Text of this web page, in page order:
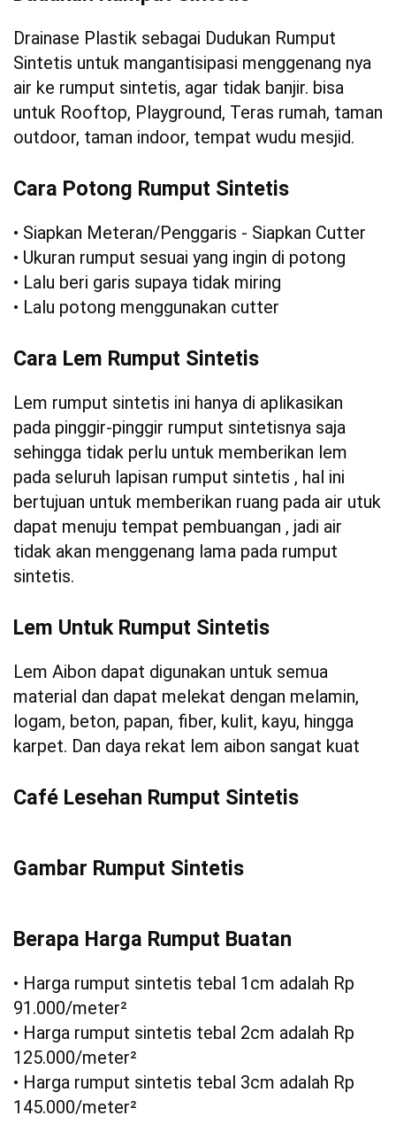
Drainase Plastik sebagai Dudukan Rumput
Sintetis untuk mangantisipasi menggenang nya
air ke rumput sintetis, agar tidak banjir. bisa
untuk Rooftop, Playground, Teras rumah, taman
outdoor, taman indoor, tempat wudu mesjid.
Cara Potong Rumput Sintetis
• Siapkan Meteran/Penggaris - Siapkan Cutter
• Ukuran rumput sesuai yang ingin di potong
• Lalu beri garis supaya tidak miring
• Lalu potong menggunakan cutter
Cara Lem Rumput Sintetis
Lem rumput sintetis ini hanya di aplikasikan
pada pinggir-pinggir rumput sintetisnya saja
sehingga tidak perlu untuk memberikan lem
pada seluruh lapisan rumput sintetis , hal ini
bertujuan untuk memberikan ruang pada air utuk
dapat menuju tempat pembuangan , jadi air
tidak akan menggenang lama pada rumput
sintetis.
Lem Untuk Rumput Sintetis
Lem Aibon dapat digunakan untuk semua
material dan dapat melekat dengan melamin,
logam, beton, papan, fiber, kulit, kayu, hingga
karpet. Dan daya rekat lem aibon sangat kuat
Café Lesehan Rumput Sintetis
Gambar Rumput Sintetis
Berapa Harga Rumput Buatan
• Harga rumput sintetis tebal 1cm adalah Rp
91.000/meter²
• Harga rumput sintetis tebal 2cm adalah Rp
125.000/meter²
• Harga rumput sintetis tebal 3cm adalah Rp
145.000/meter²